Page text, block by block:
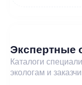
Экспертные
Каталоги
экологам и